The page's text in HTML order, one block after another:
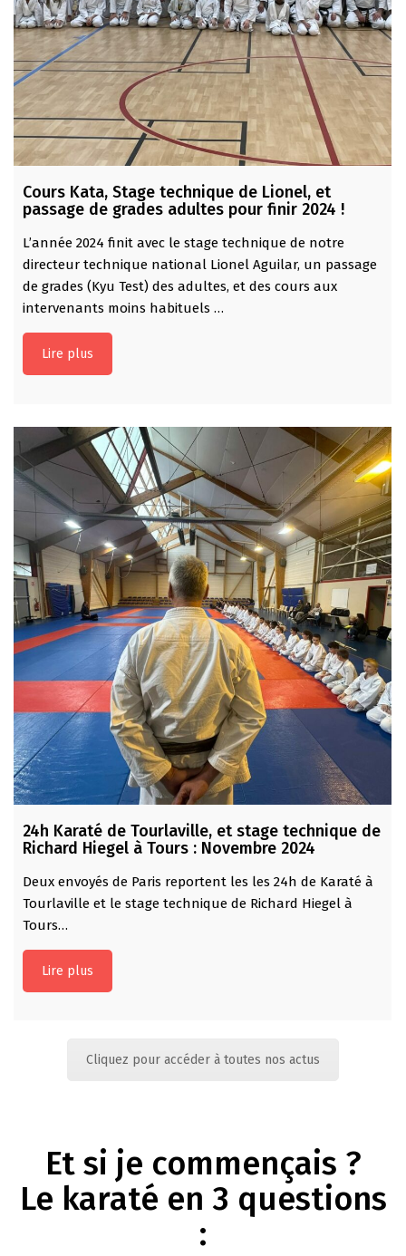
Cours Kata, Stage technique de Lionel, et
passage de grades adultes pour finir 2024 !
L’année 2024 finit avec le stage technique de notre
directeur technique national Lionel Aguilar, un passage
de grades (Kyu Test) des adultes, et des cours aux
intervenants moins habituels …
Lire plus
24h Karaté de Tourlaville, et stage technique de
Richard Hiegel à Tours : Novembre 2024
Deux envoyés de Paris reportent les les 24h de Karaté à
Tourlaville et le stage technique de Richard Hiegel à
Tours…
Lire plus
Cliquez pour accéder à toutes nos actus
Et si je commençais ?
Le karaté en 3 questions
: